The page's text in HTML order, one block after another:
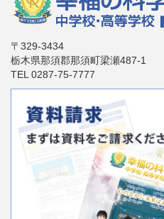
〒329-3434
栃木県那須郡那須町梁瀬487-1
TEL 0287-75-7777